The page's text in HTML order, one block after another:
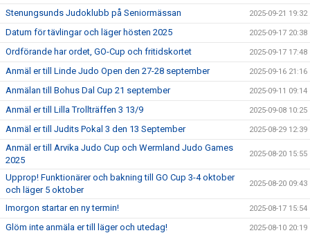
Stenungsunds Judoklubb på Seniormässan 2025-09-21 19:32
Datum för tävlingar och läger hösten 2025 2025-09-17 20:38
Ordförande har ordet, GO-Cup och fritidskortet 2025-09-17 17:48
Anmäl er till Linde Judo Open den 27-28 september 2025-09-16 21:16
Anmälan till Bohus Dal Cup 21 september 2025-09-11 09:14
Anmäl er till Lilla Trollträffen 3 13/9 2025-09-08 10:25
Anmäl er till Judits Pokal 3 den 13 September 2025-08-29 12:39
Anmäl er till Arvika Judo Cup och Wermland Judo Games
2025
2025-08-20 15:55
Upprop! Funktionärer och bakning till GO Cup 3-4 oktober
och läger 5 oktober
2025-08-20 09:43
Imorgon startar en ny termin! 2025-08-17 15:54
Glöm inte anmäla er till läger och utedag! 2025-08-10 20:19